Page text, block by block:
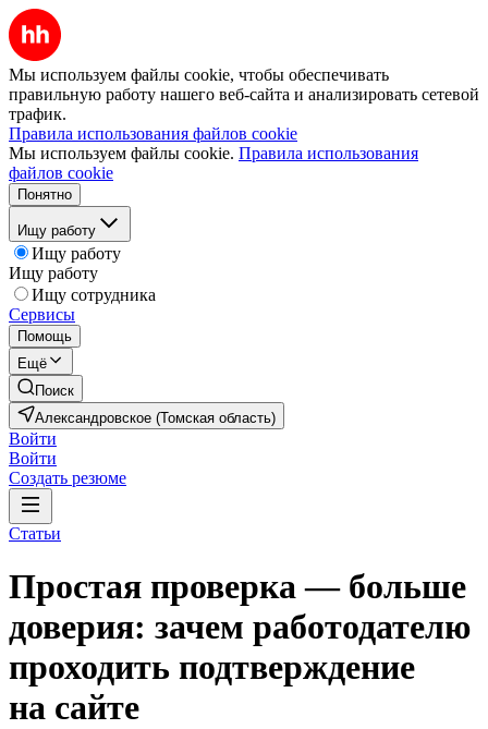
Мы используем файлы cookie, чтобы обеспечивать
правильную работу нашего веб-сайта и анализировать сетевой
трафик.
Правила использования файлов cookie
Мы используем файлы cookie. Правила использования
файлов cookie
Понятно
Ищу работу
Ищу работу
Ищу работу
Ищу сотрудника
Сервисы
Помощь
Ещё
Поиск
Александровское (Томская область)
Войти
Войти
Создать резюме
Статьи
Простая проверка — больше
доверия: зачем работодателю
проходить подтверждение
на сайте